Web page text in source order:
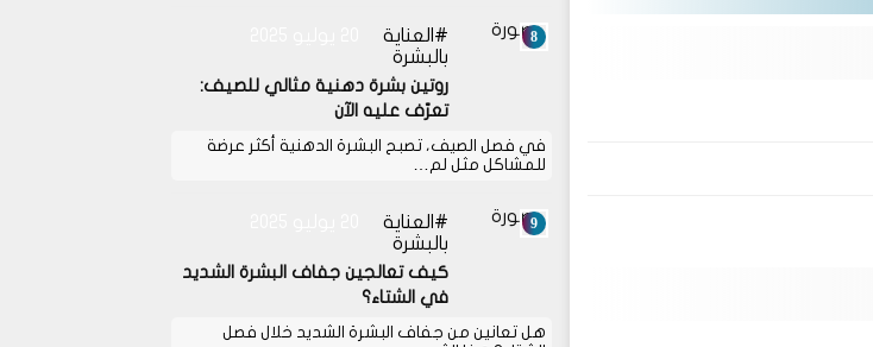
العناية
بالبشرة
روتين بشرة دهنية مثالي للصيف:
تعرّف عليه الآن
في فصل الصيف، تصبح البشرة الدهنية أكثر عرضة
للمشاكل مثل لم…
العناية
بالبشرة
كيف تعالجين جفاف البشرة الشديد
في الشتاء؟
هل تعانين من جفاف البشرة الشديد خلال فصل